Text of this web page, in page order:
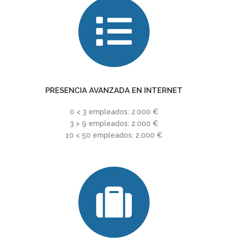
PRESENCIA AVANZADA EN INTERNET
0 < 3 empleados: 2.000 €
3 > 9 empleados: 2.000 €
10 < 50 empleados: 2.000 €